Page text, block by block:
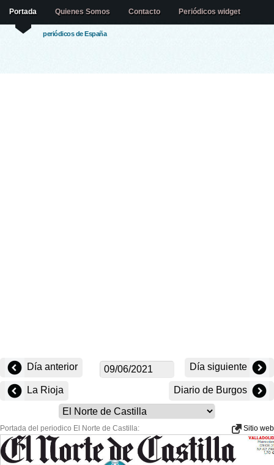
periódicos de España
Portada Quienes Somos Contacto Periódicos widget
Día anterior Día siguiente
La Rioja Diario de Burgos
Portada del periodico El Norte de Castilla: Sitio web